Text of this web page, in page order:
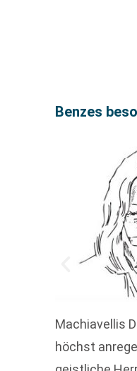
Benzes
Machiavellis
höchst